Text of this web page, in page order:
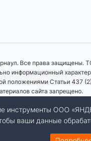
Все права защищены.
информационный
положениями Статьи 437
сайта запрещено.
инструменты ООО
ваши данные